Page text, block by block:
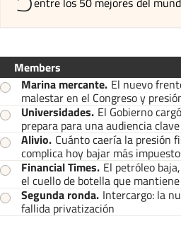
Members
Marina mercante. El nuevo
malestar en el Congreso y
Universidades. El Gobierno
prepara para una audiencia
Alivio. Cuánto caería la presión
complica hoy bajar más
Financial Times. El petróleo
el cuello de botella que
Segunda ronda. Intercargo: la
fallida privatización